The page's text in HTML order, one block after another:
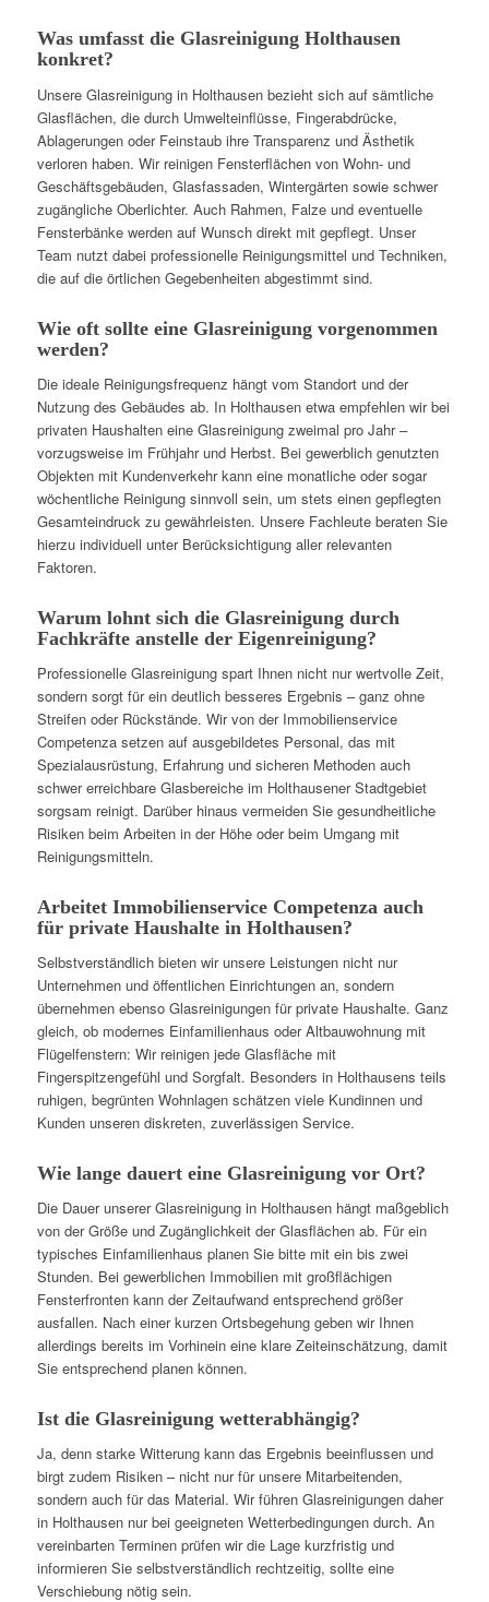
Was umfasst die Glasreinigung Holthausen
konkret?
Unsere Glasreinigung in Holthausen bezieht sich auf sämtliche
Glasflächen, die durch Umwelteinflüsse, Fingerabdrücke,
Ablagerungen oder Feinstaub ihre Transparenz und Ästhetik
verloren haben. Wir reinigen Fensterflächen von Wohn- und
Geschäftsgebäuden, Glasfassaden, Wintergärten sowie schwer
zugängliche Oberlichter. Auch Rahmen, Falze und eventuelle
Fensterbänke werden auf Wunsch direkt mit gepflegt. Unser
Team nutzt dabei professionelle Reinigungsmittel und Techniken,
die auf die örtlichen Gegebenheiten abgestimmt sind.
Wie oft sollte eine Glasreinigung vorgenommen
werden?
Die ideale Reinigungsfrequenz hängt vom Standort und der
Nutzung des Gebäudes ab. In Holthausen etwa empfehlen wir bei
privaten Haushalten eine Glasreinigung zweimal pro Jahr –
vorzugsweise im Frühjahr und Herbst. Bei gewerblich genutzten
Objekten mit Kundenverkehr kann eine monatliche oder sogar
wöchentliche Reinigung sinnvoll sein, um stets einen gepflegten
Gesamteindruck zu gewährleisten. Unsere Fachleute beraten Sie
hierzu individuell unter Berücksichtigung aller relevanten
Faktoren.
Warum lohnt sich die Glasreinigung durch
Fachkräfte anstelle der Eigenreinigung?
Professionelle Glasreinigung spart Ihnen nicht nur wertvolle Zeit,
sondern sorgt für ein deutlich besseres Ergebnis – ganz ohne
Streifen oder Rückstände. Wir von der Immobilienservice
Competenza setzen auf ausgebildetes Personal, das mit
Spezialausrüstung, Erfahrung und sicheren Methoden auch
schwer erreichbare Glasbereiche im Holthausener Stadtgebiet
sorgsam reinigt. Darüber hinaus vermeiden Sie gesundheitliche
Risiken beim Arbeiten in der Höhe oder beim Umgang mit
Reinigungsmitteln.
Arbeitet Immobilienservice Competenza auch
für private Haushalte in Holthausen?
Selbstverständlich bieten wir unsere Leistungen nicht nur
Unternehmen und öffentlichen Einrichtungen an, sondern
übernehmen ebenso Glasreinigungen für private Haushalte. Ganz
gleich, ob modernes Einfamilienhaus oder Altbauwohnung mit
Flügelfenstern: Wir reinigen jede Glasfläche mit
Fingerspitzengefühl und Sorgfalt. Besonders in Holthausens teils
ruhigen, begrünten Wohnlagen schätzen viele Kundinnen und
Kunden unseren diskreten, zuverlässigen Service.
Wie lange dauert eine Glasreinigung vor Ort?
Die Dauer unserer Glasreinigung in Holthausen hängt maßgeblich
von der Größe und Zugänglichkeit der Glasflächen ab. Für ein
typisches Einfamilienhaus planen Sie bitte mit ein bis zwei
Stunden. Bei gewerblichen Immobilien mit großflächigen
Fensterfronten kann der Zeitaufwand entsprechend größer
ausfallen. Nach einer kurzen Ortsbegehung geben wir Ihnen
allerdings bereits im Vorhinein eine klare Zeiteinschätzung, damit
Sie entsprechend planen können.
Ist die Glasreinigung wetterabhängig?
Ja, denn starke Witterung kann das Ergebnis beeinflussen und
birgt zudem Risiken – nicht nur für unsere Mitarbeitenden,
sondern auch für das Material. Wir führen Glasreinigungen daher
in Holthausen nur bei geeigneten Wetterbedingungen durch. An
vereinbarten Terminen prüfen wir die Lage kurzfristig und
informieren Sie selbstverständlich rechtzeitig, sollte eine
Verschiebung nötig sein.